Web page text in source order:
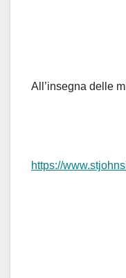
All’insegna delle
https://